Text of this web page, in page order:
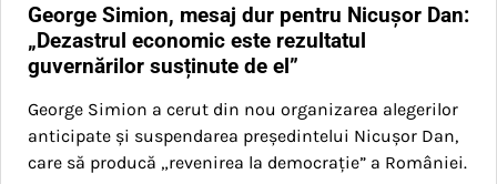
George Simion, mesaj dur pentru Nicușor Dan:
„Dezastrul economic este rezultatul
guvernărilor susținute de el”
George Simion a cerut din nou organizarea alegerilor
anticipate și suspendarea președintelui Nicușor Dan,
care să producă „revenirea la democrație” a României.